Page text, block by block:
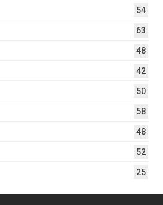
54
63
48
42
50
58
48
52
25